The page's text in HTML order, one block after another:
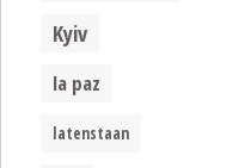
Kyiv
la paz
latenstaan